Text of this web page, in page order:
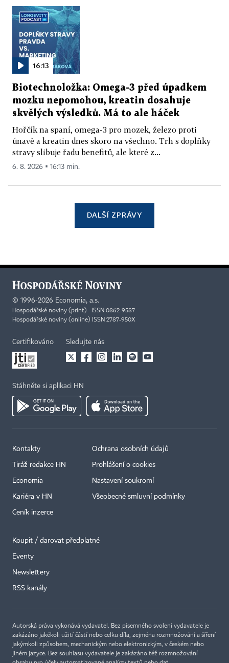
16:13
Biotechnoložka: Omega-3 před úpadkem
mozku nepomohou, kreatin dosahuje
skvělých výsledků. Má to ale háček
Hořčík na spaní, omega-3 pro mozek, železo proti
únavě a kreatin dnes skoro na všechno. Trh s doplňky
stravy slibuje řadu benefitů, ale které z...
6. 8. 2026 ▪ 16:13 min.
DALŠÍ ZPRÁVY
© 1996-2026 Economia, a.s.
Hospodářské noviny (print) ISSN 0862-9587
Hospodářské noviny (online) ISSN 2787-950X
Certifikováno Sledujte nás
Stáhněte si aplikaci HN
Kontakty
Tiráž redakce HN
Economia
Kariéra v HN
Ceník inzerce
Ochrana osobních údajů
Prohlášení o cookies
Nastavení soukromí
Všeobecné smluvní podmínky
Koupit / darovat předplatné
Eventy
Newslettery
RSS kanály
Autorská práva vykonává vydavatel. Bez písemného svolení vydavatele je
zakázáno jakékoli užití částí nebo celku díla, zejména rozmnožování a šíření
jakýmkoli způsobem, mechanickým nebo elektronickým, v českém nebo
jiném jazyce. Bez souhlasu vydavatele je zakázáno též rozmnožování